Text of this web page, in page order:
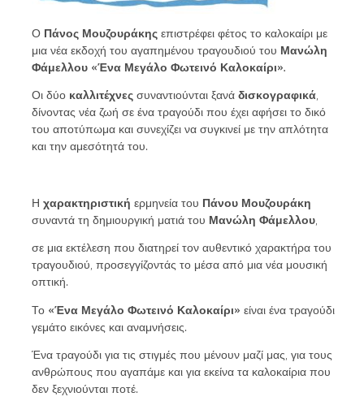
Ο Πάνος Μουζουράκηςεπιστρέφει φέτος το καλοκαίρι με
μια νέα εκδοχή του αγαπημένου τραγουδιού του Μανώλη
Φάμελλου «Ένα Μεγάλο Φωτεινό Καλοκαίρι».
Οι δύο καλλιτέχνεςσυναντιούνται ξανάδισκογραφικά,
δίνοντας νέα ζωή σε ένα τραγούδι που έχει αφήσει το δικό
του αποτύπωμα και συνεχίζει να συγκινεί με την απλότητα
και την αμεσότητά του.
Η χαρακτηριστική ερμηνεία του Πάνου Μουζουράκη
συναντά τη δημιουργική ματιά του Μανώλη Φάμελλου,
σε μια εκτέλεση που διατηρεί τον αυθεντικό χαρακτήρα του
τραγουδιού, προσεγγίζοντάς το μέσα από μια νέα μουσική
οπτική.
Το «Ένα Μεγάλο Φωτεινό Καλοκαίρι» είναι ένα τραγούδι
γεμάτο εικόνες και αναμνήσεις.
Ένα τραγούδι για τις στιγμές που μένουν μαζί μας, για τους
ανθρώπους που αγαπάμε και για εκείνα τα καλοκαίρια που
δεν ξεχνιούνται ποτέ.